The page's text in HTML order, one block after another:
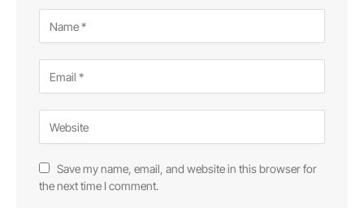
Save my name, email, and website in this browser for
the next time I comment.